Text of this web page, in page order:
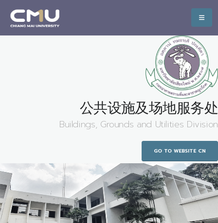
公共设施及场地服务处
Buildings, Grounds and Utilities Division
GO TO WEBSITE CN